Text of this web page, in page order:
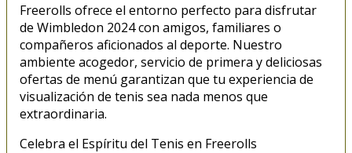
Freerolls ofrece el entorno perfecto para disfrutar
de Wimbledon 2024 con amigos, familiares o
compañeros aficionados al deporte. Nuestro
ambiente acogedor, servicio de primera y deliciosas
ofertas de menú garantizan que tu experiencia de
visualización de tenis sea nada menos que
extraordinaria.
Celebra el Espíritu del Tenis en Freerolls